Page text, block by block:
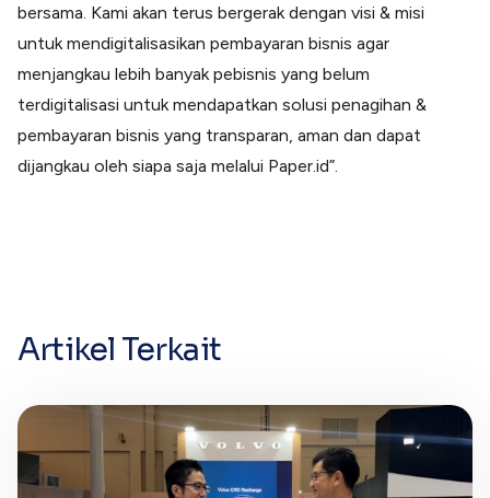
bersama. Kami akan terus bergerak dengan visi & misi
untuk mendigitalisasikan pembayaran bisnis agar
menjangkau lebih banyak pebisnis yang belum
terdigitalisasi untuk mendapatkan solusi penagihan &
pembayaran bisnis yang transparan, aman dan dapat
dijangkau oleh siapa saja melalui Paper.id”.
Artikel Terkait